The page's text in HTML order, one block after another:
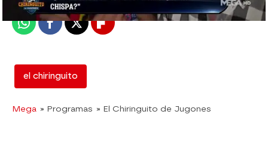
WhatsappFacebook
X Flipboard
el chiringuito
Mega » Programas » El Chiringuito de Jugones